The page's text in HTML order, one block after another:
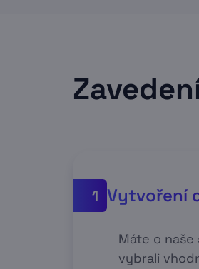
1 Vytvoření
Máte o
vybrali